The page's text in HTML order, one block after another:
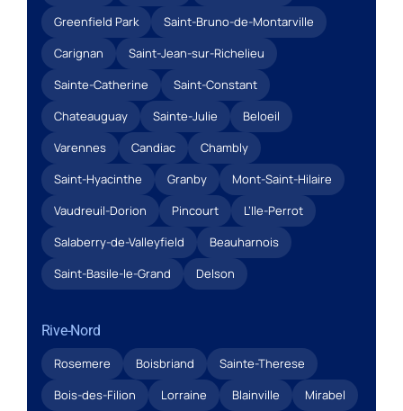
Greenfield Park
Saint-Bruno-de-Montarville
Carignan
Saint-Jean-sur-Richelieu
Sainte-Catherine
Saint-Constant
Chateauguay
Sainte-Julie
Beloeil
Varennes
Candiac
Chambly
Saint-Hyacinthe
Granby
Mont-Saint-Hilaire
Vaudreuil-Dorion
Pincourt
L’Ile-Perrot
Salaberry-de-Valleyfield
Beauharnois
Saint-Basile-le-Grand
Delson
Rive-Nord
Rosemere Boisbriand
Sainte-Therese
Bois-des-Filion
Lorraine Blainville
Mirabel